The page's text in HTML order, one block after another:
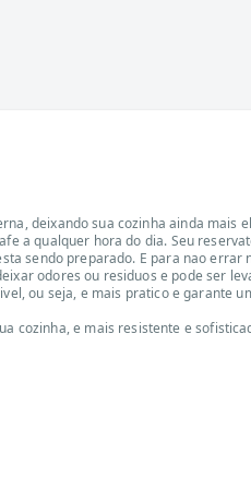
deixando sua cozinha ainda mais
a qualquer hora do dia. Seu
sendo preparado. E para nao
odores ou residuos e pode ser
ou seja, e mais pratico e garante
cozinha, e mais resistente e